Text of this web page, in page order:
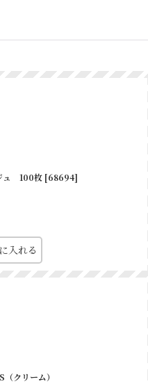
ュ 100枚 [68694]
入れる
クリーム）